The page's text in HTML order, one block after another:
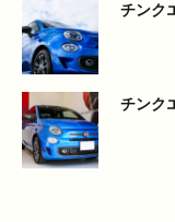
チンク
チンク